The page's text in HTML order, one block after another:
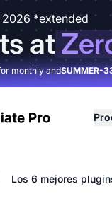
2026 *extended
at
monthly andSUMMER-
Los 6 mejores